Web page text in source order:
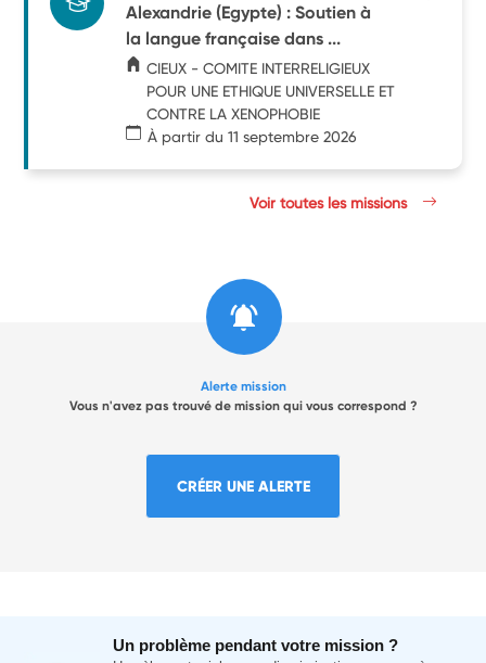
Alexandrie (Egypte) : Soutien à
la langue française dans ...
CIEUX - COMITE INTERRELIGIEUX
POUR UNE ETHIQUE UNIVERSELLE ET
CONTRE LA XENOPHOBIE
À partir du 11 septembre 2026
Voir toutes les missions
Alerte mission
Vous n'avez pas trouvé de mission qui vous correspond ?
CRÉER UNE ALERTE
Un problème pendant votre mission ?